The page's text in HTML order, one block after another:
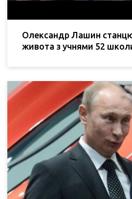
Олександр Лашин
живота з учнями 52